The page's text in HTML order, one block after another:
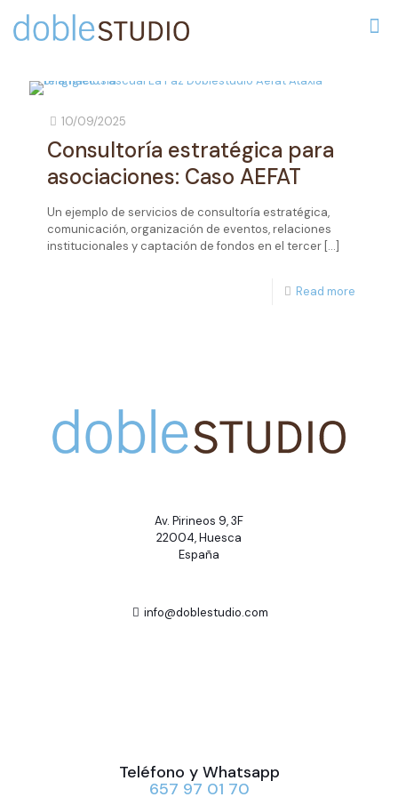
10/09/2025
Consultoría estratégica para
asociaciones: Caso AEFAT
Un ejemplo de servicios de consultoría estratégica,
comunicación, organización de eventos, relaciones
institucionales y captación de fondos en el tercer […]
Read more
Av. Pirineos 9, 3F
22004, Huesca
España
info@doblestudio.com
Teléfono y Whatsapp
657 97 01 70